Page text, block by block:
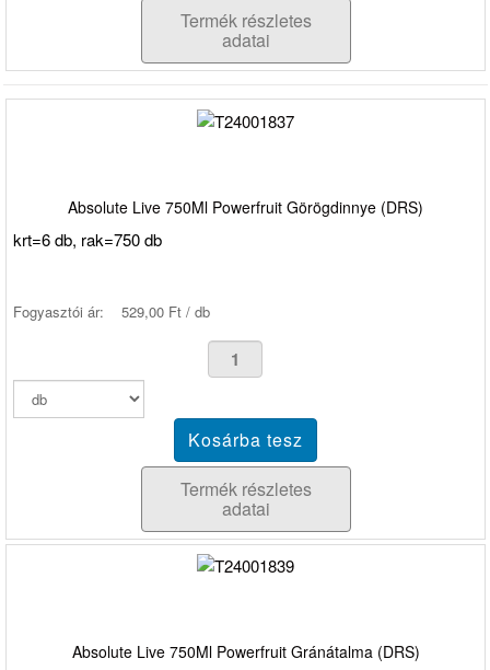
Termék részletes
adatai
Absolute Live 750Ml Powerfruit Görögdinnye (DRS)
krt=6 db, rak=750 db
Fogyasztói ár: 529,00 Ft / db
Termék részletes
adatai
Absolute Live 750Ml Powerfruit Gránátalma (DRS)